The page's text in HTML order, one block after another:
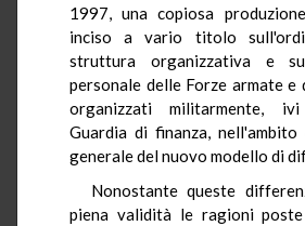
1997, una copiosa
inciso a vario titolo
struttura organizzativa e
personale delle Forze armate e
organizzati militarmente,
Guardia di finanza, nell'ambito
generale del nuovo modello di
Nonostante queste
piena validità le ragioni